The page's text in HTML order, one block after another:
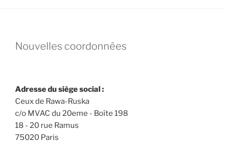
Nouvelles coordonnées
Adresse du siège social :
Ceux de Rawa-Ruska
c/o MVAC du 20eme - Boîte 198
18 - 20 rue Ramus
75020 Paris